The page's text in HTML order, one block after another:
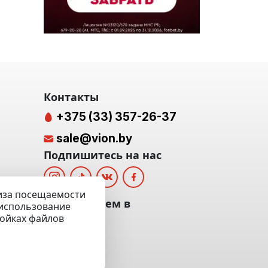
посещаемости
файлов
Контакты
+375 (33) 357-26-37
sale@vion.by
Подпишитесь на нас
Мы отвечаем в